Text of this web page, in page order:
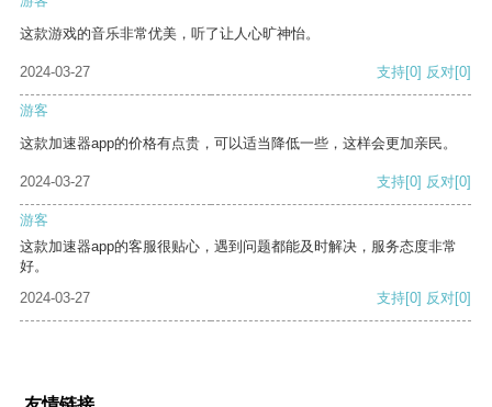
这款游戏的音乐非常优美，听了让人心旷神怡。
2024-03-27 支持[0] 反对[0]
游客
这款加速器app的价格有点贵，可以适当降低一些，这样会更加亲民。
2024-03-27 支持[0] 反对[0]
游客
这款加速器app的客服很贴心，遇到问题都能及时解决，服务态度非常
好。
2024-03-27
支持[0] 反对[0]